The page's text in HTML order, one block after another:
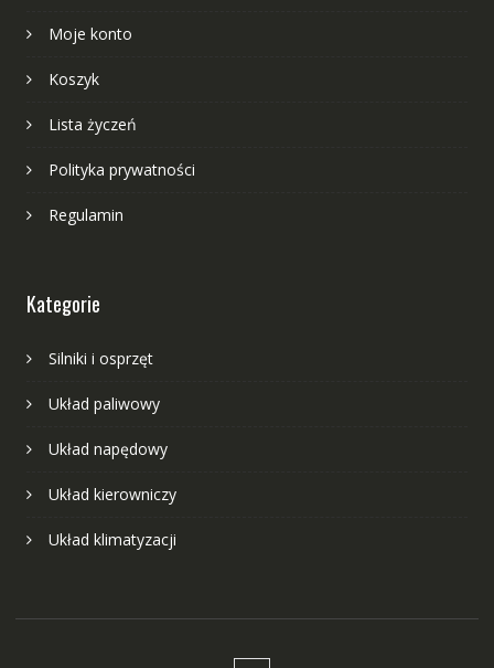
Moje konto
Koszyk
Lista życzeń
Polityka prywatności
Regulamin
Kategorie
Silniki i osprzęt
Układ paliwowy
Układ napędowy
Układ kierowniczy
Układ klimatyzacji